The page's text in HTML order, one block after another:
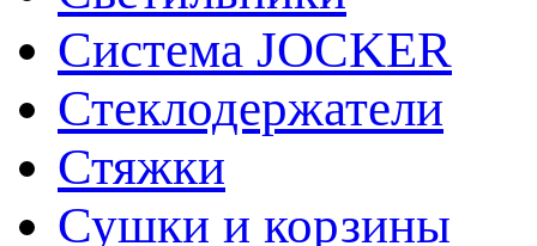
Система JOCKER
Стеклодержатели
Стяжки
Сушки и корзины